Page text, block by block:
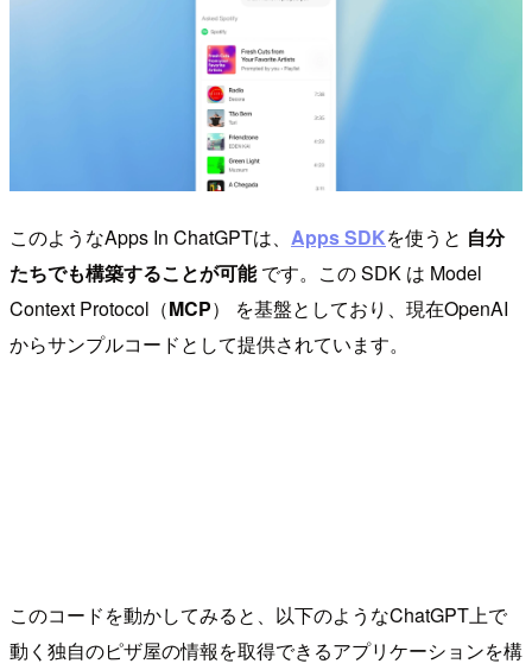
このようなApps In ChatGPTは、 Apps SDKを使うと 自分
たちでも構築することが可能です。この SDK は Model
Context Protocol（MCP） を基盤としており、現在OpenAI
からサンプルコードとして提供されています。
このコードを動かしてみると、以下のようなChatGPT上で
動く独自のピザ屋の情報を取得できるアプリケーションを構